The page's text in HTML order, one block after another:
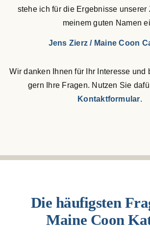
stehe ich für die Ergebnisse unserer
meinem guten Namen
Jens Zierz / Maine Coon
Wir danken Ihnen für Ihr Interesse und
gern Ihre Fragen. Nutzen Sie
Kontaktformular.
Die häufigsten
Maine Coon